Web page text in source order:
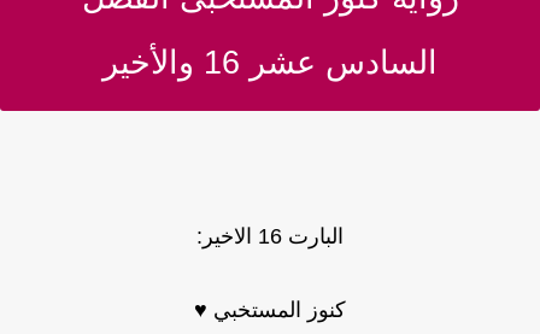
السادس عشر 16 والأخير
البارت 16 الاخير:
كنوز المستخبي ♥️